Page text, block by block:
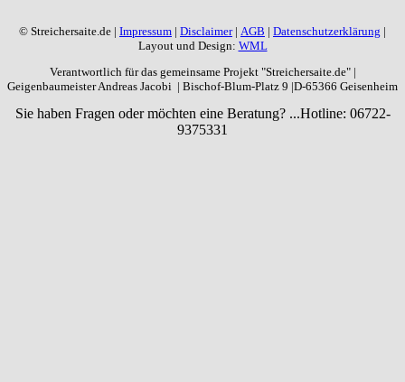
© Streichersaite.de | Impressum | Disclaimer| AGB | Datenschutzerklärung |
Layout und Design: WML
Verantwortlich für das gemeinsame Projekt "Streichersaite.de" |
Geigenbaumeister Andreas Jacobi | Bischof-Blum-Platz 9 |D-65366 Geisenheim
Sie haben Fragen oder möchten eine Beratung? ...Hotline: 06722-
9375331